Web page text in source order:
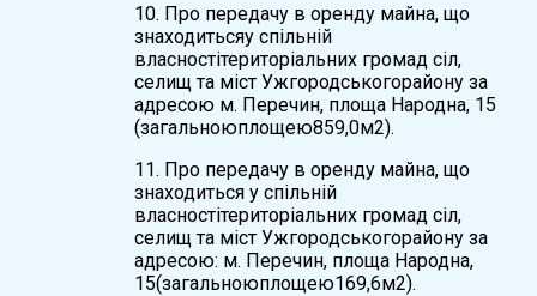
10. Про передачу в оренду майна, що
знаходитьсяу спільній
власностітериторіальних громад сіл,
селищ та міст Ужгородськогорайону за
адресою м. Перечин, площа Народна, 15
(загальноюплощею859,0м2).
11. Про передачу в оренду майна, що
знаходиться у спільній
власностітериторіальних громад сіл,
селищ та міст Ужгородськогорайону за
адресою: м. Перечин, площа Народна,
15(загальноюплощею169,6м2).